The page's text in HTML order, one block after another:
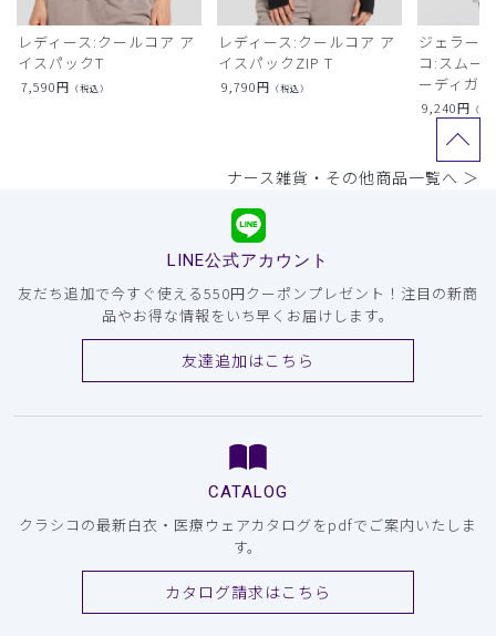
レディース:クールコア ア
イスパックT
7,590円 （税込）
レディース:クールコア ア
イスパックZIP T
9,790円 （税込）
ジェラー
コ:スムー
ーディガン
9,240円 （税
ナース雑貨・その他商品一覧へ ＞
LINE公式アカウント
友だち追加で今すぐ使える550円クーポンプレゼント！注目の新商
品やお得な情報をいち早くお届けします。
友達追加はこちら
CATALOG
クラシコの最新白衣・医療ウェアカタログをpdfでご案内いたしま
す。
カタログ請求はこちら